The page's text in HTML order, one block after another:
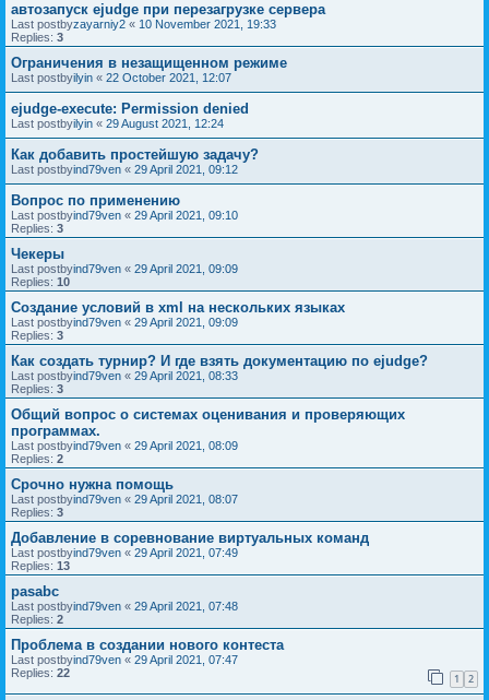
автозапуск ejudge при перезагрузке сервера
Last postbyzayarniy2 « 10 November 2021, 19:33
Replies: 3
Ограничения в незащищенном режиме
Last postbyilyin « 22 October 2021, 12:07
ejudge-execute: Permission denied
Last postbyilyin « 29 August 2021, 12:24
Как добавить простейшую задачу?
Last postbyind79ven « 29 April 2021, 09:12
Вопрос по применению
Last postbyind79ven « 29 April 2021, 09:10
Replies: 3
Чекеры
Last postbyind79ven « 29 April 2021, 09:09
Replies: 10
Создание условий в xml на нескольких языках
Last postbyind79ven « 29 April 2021, 09:09
Replies: 3
Как создать турнир? И где взять документацию по ejudge?
Last postbyind79ven « 29 April 2021, 08:33
Replies: 3
Общий вопрос о системах оценивания и проверяющих
программах.
Last postbyind79ven « 29 April 2021, 08:09
Replies: 2
Срочно нужна помощь
Last postbyind79ven « 29 April 2021, 08:07
Replies: 3
Добавление в соревнование виртуальных команд
Last postbyind79ven « 29 April 2021, 07:49
Replies: 13
pasabc
Last postbyind79ven « 29 April 2021, 07:48
Replies: 2
Проблема в создании нового контеста
Last postbyind79ven « 29 April 2021, 07:47
Replies: 22 1 2